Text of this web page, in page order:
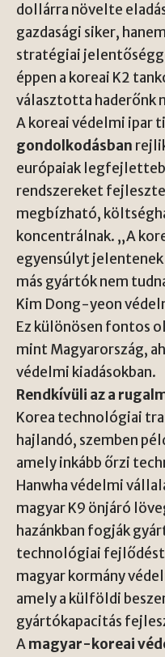
dollárra növelte
gazdasági siker,
stratégiai
éppen a koreai K2
választotta haderőnk
A koreai védelmi ipar
gondolkodásban
európaiak
rendszereket
megbízható,
koncentrálnak. „A
egyensúlyt
más gyártók nem
Kim Dong-yeon
Ez különösen fontos
mint Magyarország,
védelmi kiadásokban.
Rendkívüli az a
Korea technológiai
hajlandó, szemben
amely inkább őrzi
Hanwha védelmi
magyar K9 önjáró
hazánkban fogják
technológiai fejlődést
magyar kormány
amely a külföldi
gyártókapacitás
Amagyar-koreai